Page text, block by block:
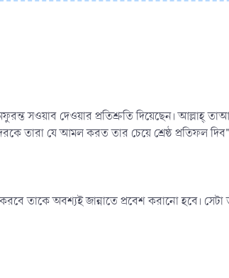
সওয়াব দেওয়ার প্রতিশ্রুতি দিয়েছেন। আল্লাহ্‌
তারা যে আমল করত তার চেয়ে শ্রেষ্ঠ প্রতিফল
তাকে অবশ্যই জান্নাতে প্রবেশ করানো হবে।